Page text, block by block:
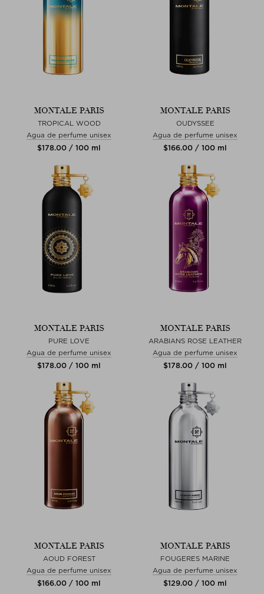
MONTALE PARIS
TROPICAL WOOD
Agua de perfume unisex
$‌178.00 / 100 ml
MONTALE PARIS
OUDYSSEE
Agua de perfume unisex
$‌166.00 / 100 ml
MONTALE PARIS
PURE LOVE
Agua de perfume unisex
$‌178.00 / 100 ml
MONTALE PARIS
ARABIANS ROSE LEATHER
Agua de perfume unisex
$‌178.00 / 100 ml
MONTALE PARIS
AOUD FOREST
Agua de perfume unisex
$‌166.00 / 100 ml
MONTALE PARIS
FOUGERES MARINE
Agua de perfume unisex
$‌129.00 / 100 ml